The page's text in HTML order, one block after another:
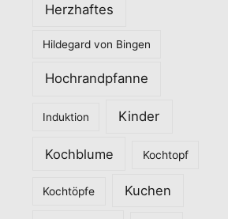
Herzhaftes
Hildegard von Bingen
Hochrandpfanne
Induktion Kinder
Kochblume Kochtopf
Kochtöpfe Kuchen